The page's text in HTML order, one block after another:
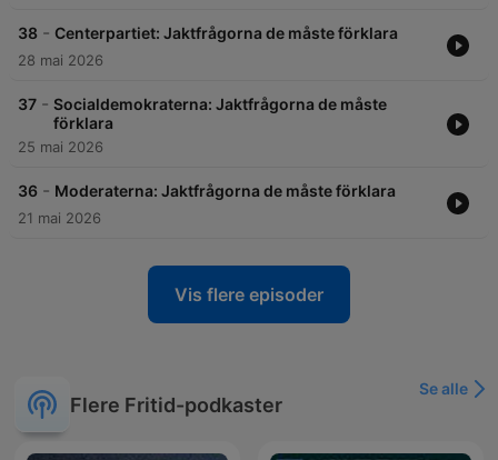
38 - Centerpartiet: Jaktfrågorna de måste förklara
28 mai 2026
37 - Socialdemokraterna: Jaktfrågorna de måste
förklara
25 mai 2026
36 - Moderaterna: Jaktfrågorna de måste förklara
21 mai 2026
Vis flere episoder
Flere Fritid-podkaster
Se alle